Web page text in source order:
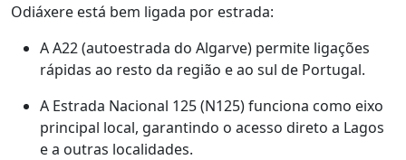
Odiáxere está bem ligada por estrada:
A A22 (autoestrada do Algarve) permite ligações
rápidas ao resto da região e ao sul de Portugal.
A Estrada Nacional 125 (N125) funciona como eixo
principal local, garantindo o acesso direto a Lagos
e a outras localidades.